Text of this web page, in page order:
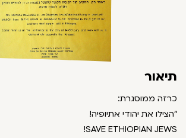
תיאור
כרזה ממוסגרת:
"הצילו את יהודי אתיופיה!
SAVE ETHIOPIAN JEWS!